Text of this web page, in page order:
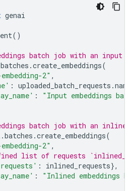
genai
()
batch job with an input
batches .create_embeddings(
2" ,
: uploaded_batch_requests .name
:
"Input embeddings
batch job with an inline
.batches .create_embeddings(
2" ,
list of requests
: inlined_requests},
:
"Inlined embeddings